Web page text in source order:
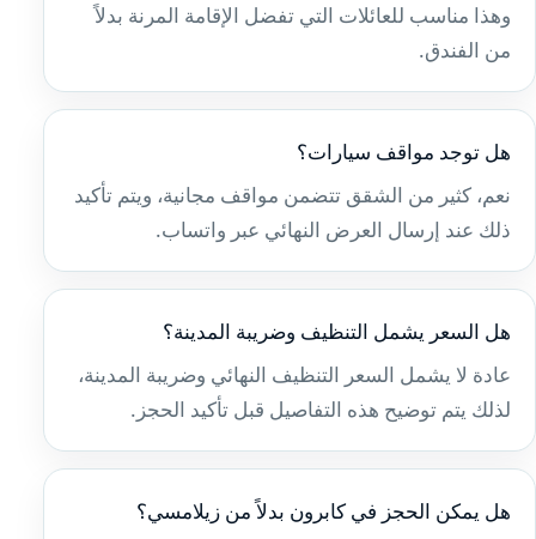
وهذا مناسب للعائلات التي تفضل الإقامة المرنة بدلاً
من الفندق.
هل توجد مواقف سيارات؟
نعم، كثير من الشقق تتضمن مواقف مجانية، ويتم تأكيد
ذلك عند إرسال العرض النهائي عبر واتساب.
هل السعر يشمل التنظيف وضريبة المدينة؟
عادة لا يشمل السعر التنظيف النهائي وضريبة المدينة،
لذلك يتم توضيح هذه التفاصيل قبل تأكيد الحجز.
هل يمكن الحجز في كابرون بدلاً من زيلامسي؟